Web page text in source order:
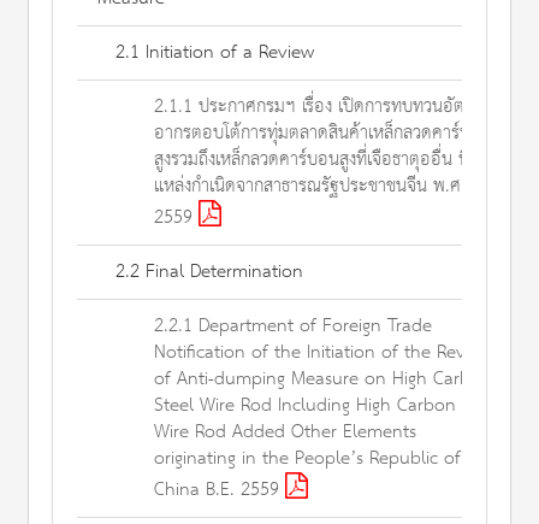
2.1 Initiation of a Review
2.1.1 ประกาศกรมฯ เรื่อง เปิดการทบทวนอัตรา
อากรตอบโต้การทุ่มตลาดสินค้าเหล็กลวดคาร์บอน
สูงรวมถึงเหล็กลวดคาร์บอนสูงที่เจือธาตุออื่น ที่มี
แหล่งกำเนิดจากสาธารณรัฐประชาชนจีน พ.ศ.
2559
2.2 Final Determination
2.2.1 Department of Foreign Trade
Notification of the Initiation of the Review
of Anti-dumping Measure on High Carbon
Steel Wire Rod Including High Carbon Steel
Wire Rod Added Other Elements
originating in the People’s Republic of
China B.E. 2559